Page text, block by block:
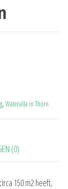
, Watervilla in Thorn
(0)
150 m2 heeft,